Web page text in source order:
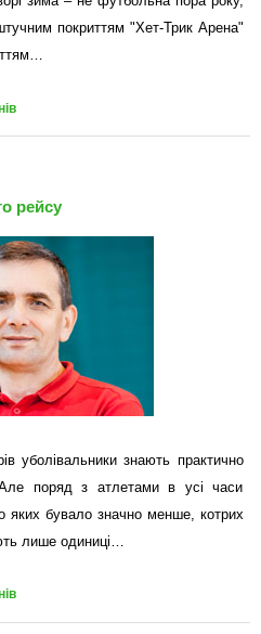
покриттям "Хет-Трик Арена"
рейсу
уболівальники знають практично
поряд з атлетами в усі часи
яких бувало значно менше, котрих
лише одиниці…